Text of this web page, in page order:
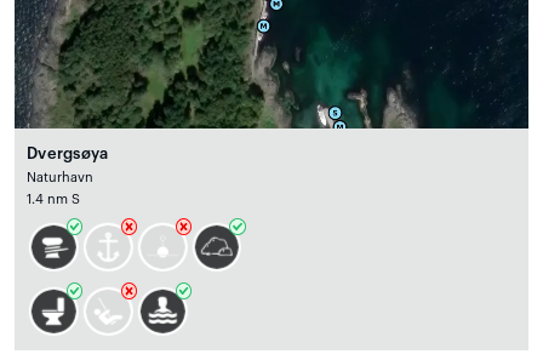
Dvergsøya
Naturhavn
1.4 nm S